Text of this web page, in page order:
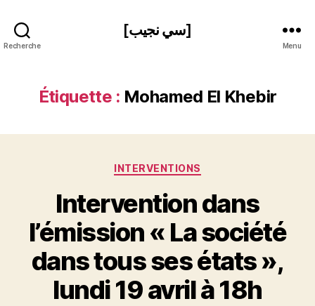
Recherche
[سي نجيب]
Menu
Étiquette : Mohamed El Khebir
Catégories
INTERVENTIONS
Intervention dans
l’émission « La société
dans tous ses états »,
lundi 19 avril à 18h
a
r